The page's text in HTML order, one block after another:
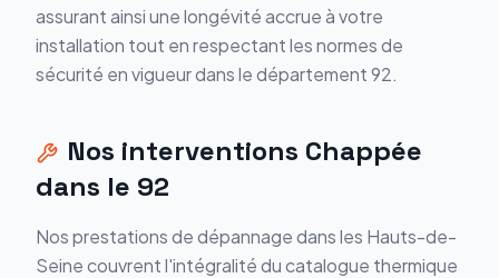
assurant ainsi une longévité accrue à votre
installation tout en respectant les normes de
sécurité en vigueur dans le département 92.
Nos interventions Chappée
dans le 92
Nos prestations de dépannage dans les Hauts-de-
Seine couvrent l'intégralité du catalogue thermique